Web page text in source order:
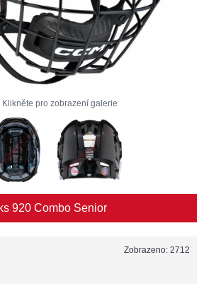
Klikněte pro zobrazení galerie
920 Combo Senior
Zobrazeno: 2712